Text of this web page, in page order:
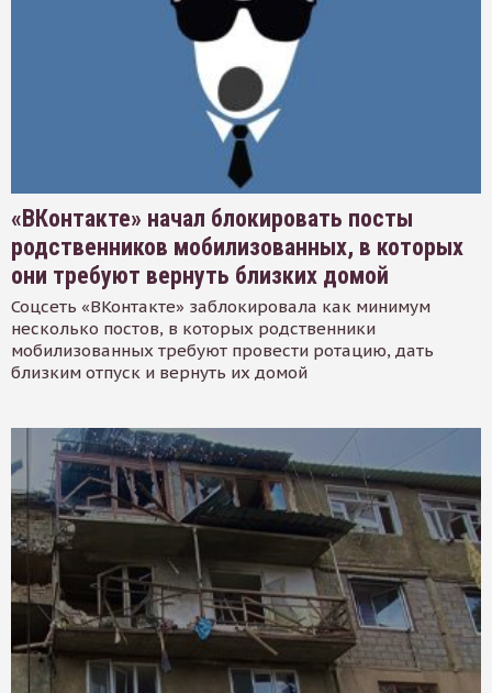
«ВКонтакте» начал блокировать посты
родственников мобилизованных, в которых
они требуют вернуть близких домой
Соцсеть «ВКонтакте» заблокировала как минимум
несколько постов, в которых родственники
мобилизованных требуют провести ротацию, дать
близким отпуск и вернуть их домой